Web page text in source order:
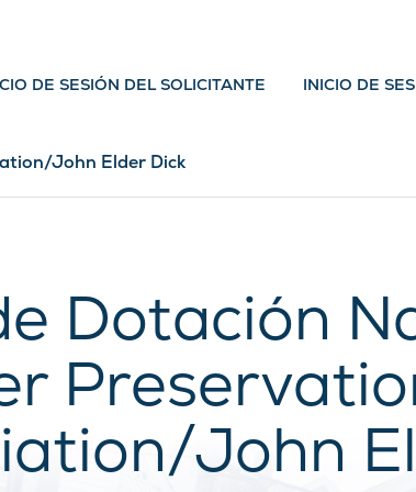
DE SESIÓN DEL SOLICITANTE INICIO DE
John Elder Dick
Dotación
John